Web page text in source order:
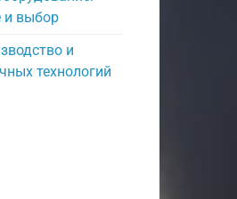
и выбор
и
технологий